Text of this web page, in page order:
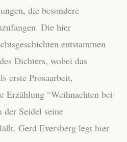
die besondere
Die hier
entstammen
Dichters, wobei das
erste Prosaarbeit,
Erzählung “Weihnachten bei
der Seidel seine
Gerd Eversberg legt hier